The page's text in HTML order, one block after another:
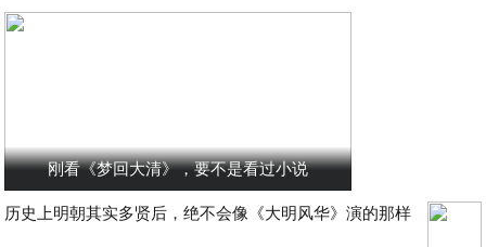
刚看《梦回大清》，要不是看过小说
历史上明朝其实多贤后，绝不会像《大明风华》演的那样